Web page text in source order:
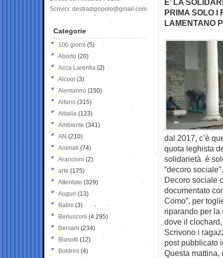
E’ LA
PRIMA SOLO I
LAMENTANO
dal 2017, c’è
quota leghista
solidarietà è
“decoro sociale”.
Decoro sociale
documentato
Como”, per
riparando per
dove il
Scrivono i
post pubblicato
Questa mattina,
Scrivici: destradipopolo@gmail.com
Categorie
100 giorni (5)
Aborto (20)
Acca Larentia (2)
Alcool (3)
Alemanno (150)
Alfano (315)
Alitalia (123)
Ambiente (341)
AN (210)
Animali (74)
Arancioni (2)
arte (175)
Attentato (329)
Auguri (13)
Batini (3)
Berlusconi (4.295)
Bersani (234)
Biasotti (12)
Boldrini (4)